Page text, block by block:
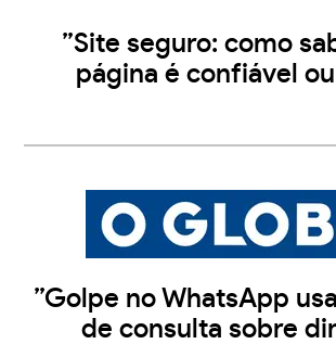
”Site seguro: como
página é confiável ou
”Golpe no WhatsApp
de consulta sobre